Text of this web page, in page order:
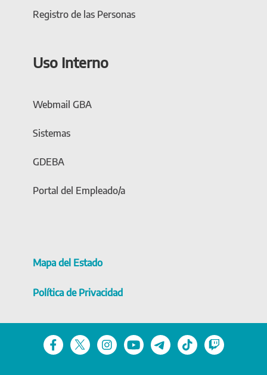
Registro de las Personas
Uso Interno
Webmail GBA
Sistemas
GDEBA
Portal del Empleado/a
Mapa del Estado
Política de Privacidad